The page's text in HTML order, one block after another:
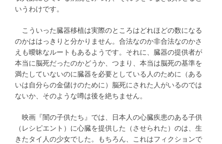
いうわけです。
こういった臓器移植は実際のところはどれほどの数になる
のかははっきりと分かりません。合法なのか非合法なのかさ
えも曖昧なルートもあるようです。それに、臓器の提供者が
本当に脳死だったのかどうか、つまり、本当は脳死の基準を
満たしていないのに臓器を必要としている人のために（ある
いは自分らの金儲けのために）脳死にされた人がいるのでは
ないか、そのような噂は後を絶ちません。
映画『闇の子供たち』では、日本人の心臓疾患のある子供
（レシピエント）に心臓を提供した（させられた）のは、生
きたタイ人の少女でした。もちろん、これはフィクションで